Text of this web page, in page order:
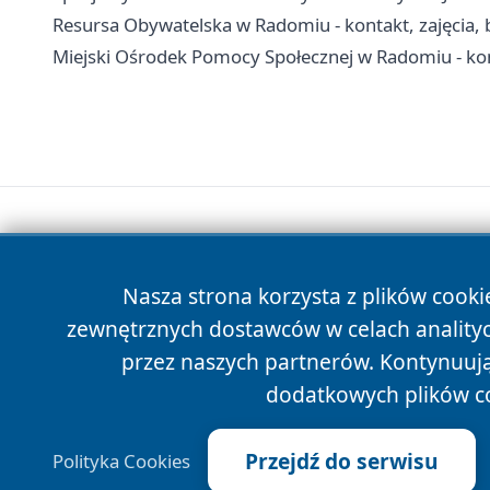
Resursa Obywatelska w Radomiu - kontakt,
Miejski Ośrodek Pomocy Społecznej w Radomiu -
Nasza strona korzysta z plików
zewnętrznych dostawców w celach
przez naszych partnerów.
dodatkowych plików
Polityka Cookies Przejdź do serwisu